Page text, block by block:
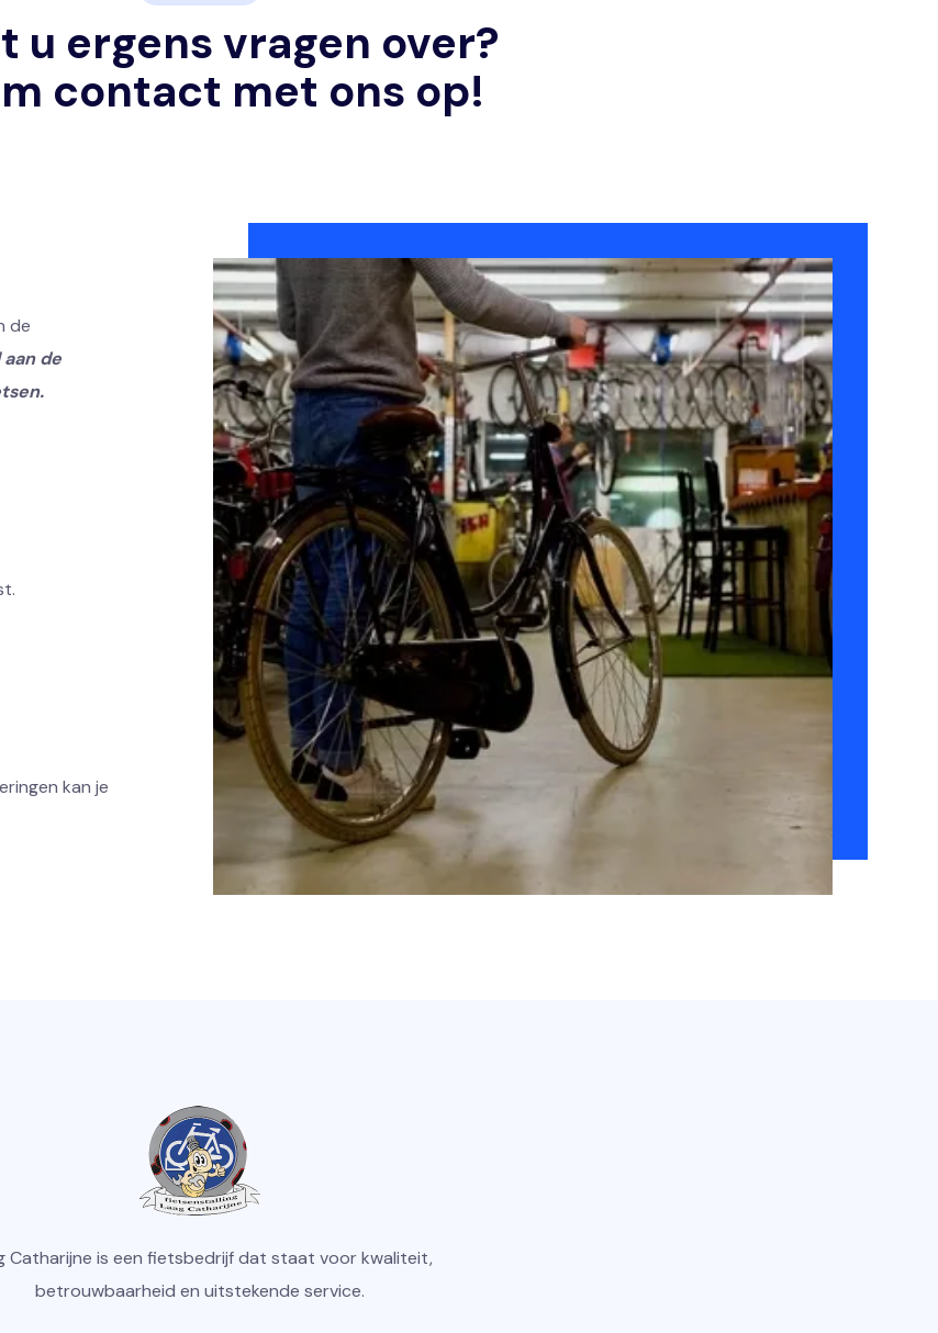
u ergens vragen over?
contact met ons op!
de
de
kan je
Catharijne is een fietsbedrijf dat staat voor kwaliteit,
betrouwbaarheid en uitstekende service.